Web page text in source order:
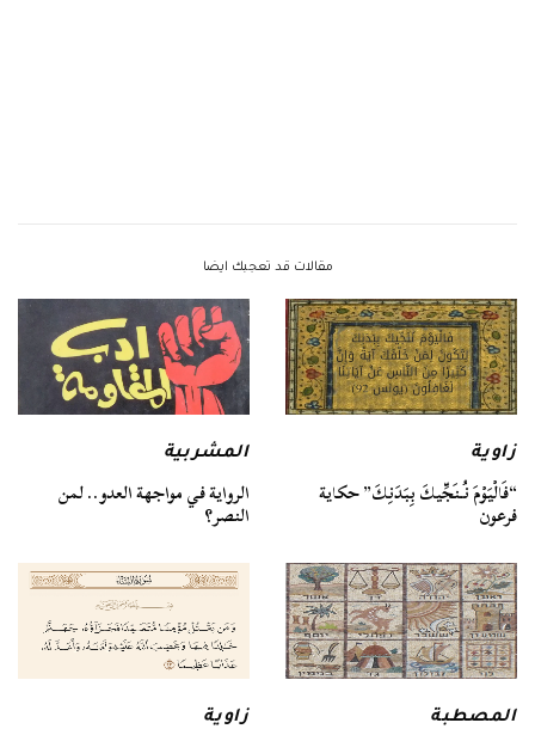
مقالات قد تعجبك ايضا
زاوية
“فَالْيَوْمَ نُنَجِّيكَ بِبَدَنِكَ” حكاية
فرعون
المشربية
الرواية في مواجهة العدو.. لمن
النصر؟
المصطبة زاوية